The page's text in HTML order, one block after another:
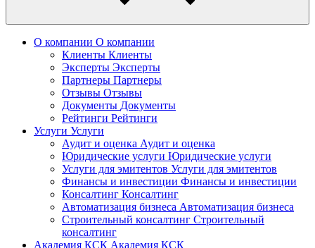
О компании О компании
Клиенты Клиенты
Эксперты Эксперты
Партнеры Партнеры
Отзывы Отзывы
Документы Документы
Рейтинги Рейтинги
Услуги Услуги
Аудит и оценка Аудит и оценка
Юридические услуги Юридические услуги
Услуги для эмитентов Услуги для эмитентов
Финансы и инвестиции Финансы и инвестиции
Консалтинг Консалтинг
Автоматизация бизнеса Автоматизация бизнеса
Строительный консалтинг Строительный
консалтинг
Академия КСК Академия КСК